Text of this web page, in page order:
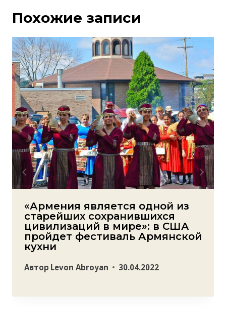
Похожие записи
«Армения является одной из
старейших сохранившихся
цивилизаций в мире»: в США
пройдет фестиваль Армянской
кухни
Автор Levon Abroyan 30.04.2022